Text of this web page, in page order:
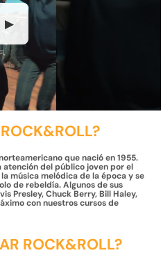
▶
que nació en 1955.
atención del público joven por el
música melódica de la época y se
de rebeldía. Algunos de sus
Presley, Chuck Berry, Bill Haley,
con nuestros cursos de
ROCK&ROLL?